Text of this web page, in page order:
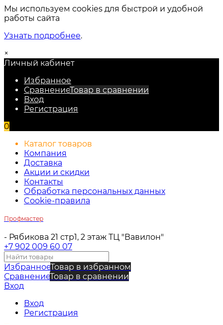
Мы используем cookies для быстрой и удобной
работы сайта
Узнать подробнее.
×
Личный кабинет
Избранное
СравнениеТовар в сравнении
Вход
Регистрация
0
Каталог товаров
Компания
Доставка
Акции и скидки
Контакты
Обработка персональных данных
Cookie-правила
Профмастер
- Рябикова 21 стр1, 2 этаж ТЦ "Вавилон"
+7 902 009 60 07
ИзбранноеТовар в избранном
СравнениеТовар в сравнении
Вход
Вход
Регистрация